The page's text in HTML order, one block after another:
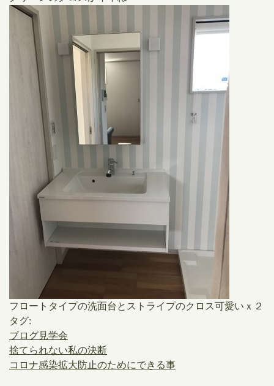
フロートタイプの洗面台とストライプのクロス可愛いｘ２
タグ:
ブログ見学会
捨てられない私の決断
コロナ感染拡大防止のためにできる事